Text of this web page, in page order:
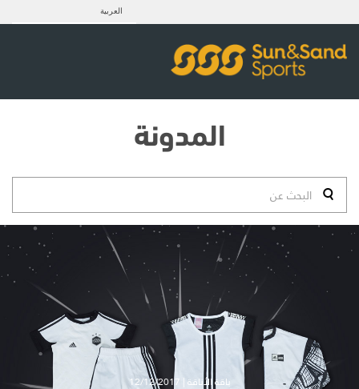
العربية
المدونة
باقة الأناقة | 12/12/2017